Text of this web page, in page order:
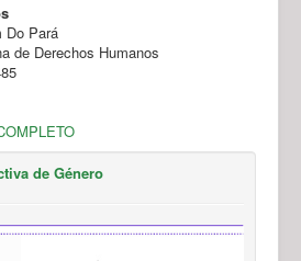
Do Pará
de Derechos Humanos
de Género